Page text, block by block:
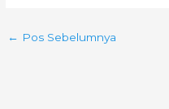
← Pos Sebelumnya